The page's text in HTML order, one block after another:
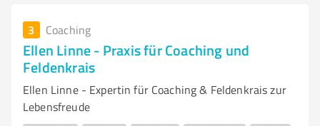
3 Coaching
Ellen Linne - Praxis für Coaching und
Feldenkrais
Ellen Linne - Expertin für Coaching & Feldenkrais zur
Lebensfreude